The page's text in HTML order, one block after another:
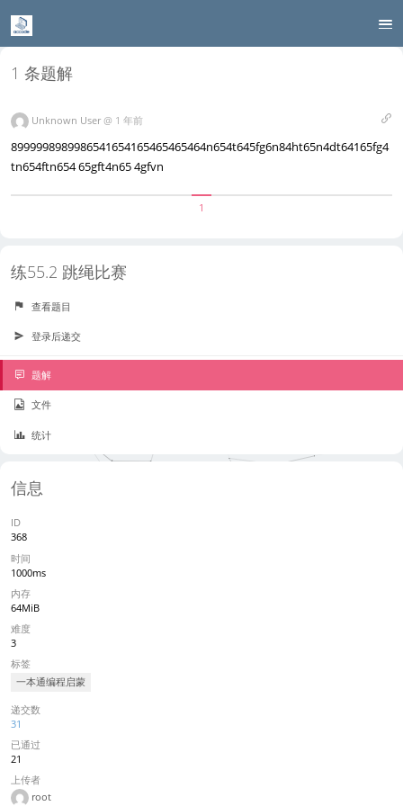
1 条题解
Unknown User@ 1 年前
8999998989986541654165465465464n654t645fg6n84ht65n4dt64165fg4
tn654ftn654 65gft4n65 4gfvn
1
练55.2 跳绳比赛
查看题目
登录后递交
题解
文件
统计
信息
ID
368
时间
1000ms
内存
64MiB
难度
3
标签
一本通编程启蒙
递交数
31
已通过
21
上传者
root